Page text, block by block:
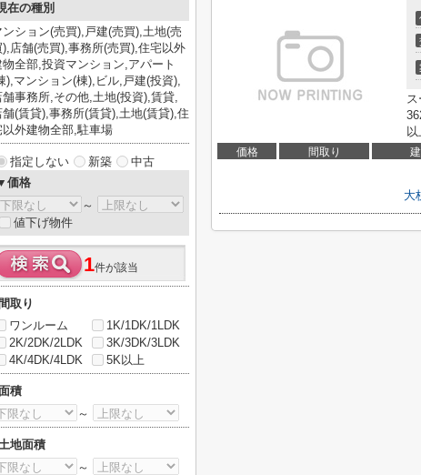
価格 間取り
大
在の種別
ンション(売買),戸建(売買),土地(売
),店舗(売買),事務所(売買),住宅以外
物全部,投資マンション,アパート
),マンション(棟),ビル,戸建(投資),
舗事務所,その他,土地(投資),賃貸,
舗(賃貸),事務所(賃貸),土地(賃貸),住
以外建物全部,駐車場
指定しない 新築
中古
価格
～
値下げ物件
1件が該当
間取り
ワンルーム
1K/1DK/1LDK
2K/2DK/2LDK
3K/3DK/3LDK
4K/4DK/4LDK
5K以上
積
～
地面積
～